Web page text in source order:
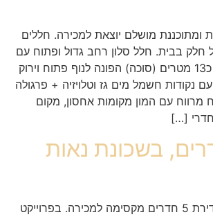
ענקית ומתוכננת מושלם יוצאת למכירה. חללים
חלק בבית. חלל סלון רחב גדול ופתוח עם
יציאה למרפסת של כ13 מטרים (סוכה) הפונה לנוף פתוח וירוק
נקודות חשמל מים גז וטלויזיה + פרגולה
עם המון מקומות אחסון, מקום
חדרי […]
5 חדרים, בשכונת נאות
בשכונה המבוקשת דירת 5 חדרים מקסימה למכירה. בפרוייקט